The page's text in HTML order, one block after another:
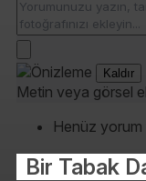
Kaldır
Metin veya görsel
Henüz yorum
Bir Tabak